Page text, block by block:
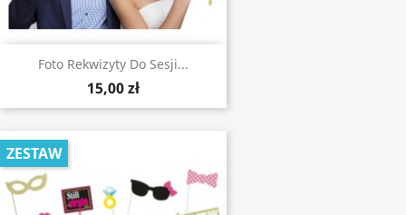
Foto Rekwizyty Do Sesji...
15,00 zł
ZESTAW